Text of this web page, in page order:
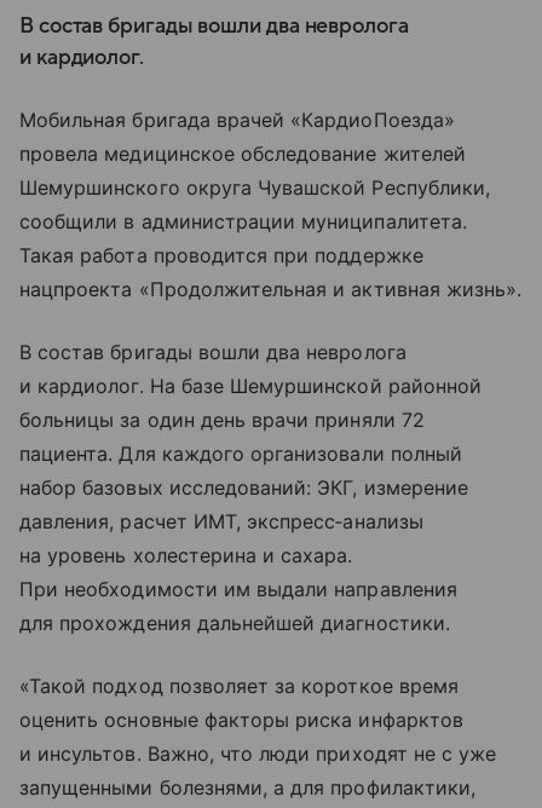
В состав бригады вошли два невролога
и кардиолог.
Мобильная бригада врачей «КардиоПоезда»
провела медицинское обследование жителей
Шемуршинского округа Чувашской Республики,
сообщили в администрации муниципалитета.
Такая работа проводится при поддержке
нацпроекта «Продолжительная и активная жизнь».
В состав бригады вошли два невролога
и кардиолог. На базе Шемуршинской районной
больницы за один день врачи приняли 72
пациента. Для каждого организовали полный
набор базовых исследований: ЭКГ, измерение
давления, расчет ИМТ, экспресс‑анализы
на уровень холестерина и сахара.
При необходимости им выдали направления
для прохождения дальнейшей диагностики.
«Такой подход позволяет за короткое время
оценить основные факторы риска инфарктов
и инсультов. Важно, что люди приходят не с уже
запущенными болезнями, а для профилактики,